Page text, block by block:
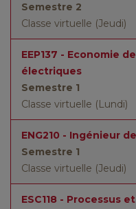
Semestre 2
Classe virtuelle (Jeudi)
EEP137 - Economie
électriques
Semestre 1
Classe virtuelle (Lundi)
ENG210 - Ingénieur
Semestre 1
Classe virtuelle (Jeudi)
ESC118 - Processus